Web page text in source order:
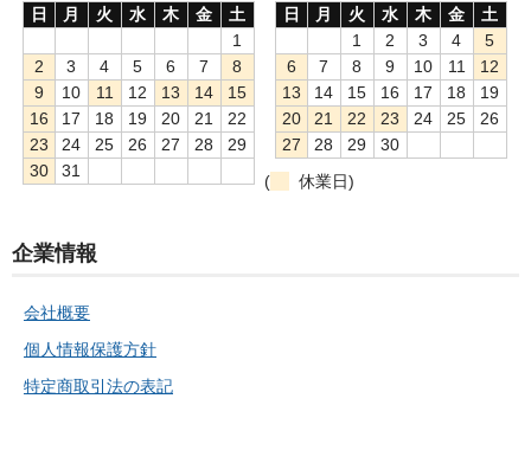
日
月 火 水 木 金
土
1
2
3 4 5 6 7
8
9
10 11 12 13 14
15
16
17 18 19 20 21
22
23
24 25 26 27 28
29
30
31
日
月 火 水 木 金
土
1
2 3 4
5
6
7 8 9 10 11
12
13
14 15 16 17 18
19
20
21 22 23 24 25
26
27
28 29
30
(
休業日)
企業情報
会社概要
個人情報保護方針
特定商取引法の表記